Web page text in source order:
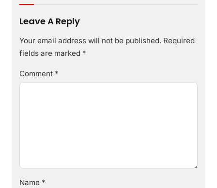
Leave A Reply
Your email address will not be published. Required
fields are marked *
Comment *
Name *